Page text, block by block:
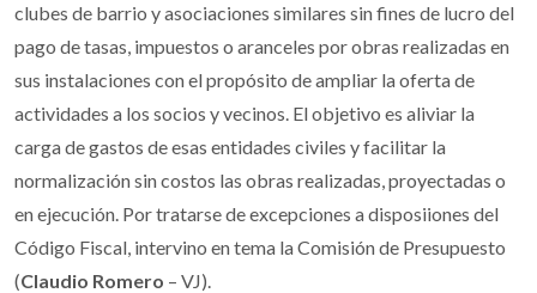
clubes de barrio y asociaciones similares sin fines de lucro del
pago de tasas, impuestos o aranceles por obras realizadas en
sus instalaciones con el propósito de ampliar la oferta de
actividades a los socios y vecinos. El objetivo es aliviar la
carga de gastos de esas entidades civiles y facilitar la
normalización sin costos las obras realizadas, proyectadas o
en ejecución. Por tratarse de excepciones a disposiiones del
Código Fiscal, intervino en tema la Comisión de Presupuesto
(Claudio Romero – VJ).